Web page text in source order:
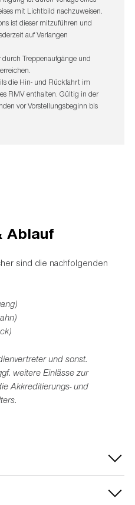
mit Lichtbild nachzuweisen.
ist dieser mitzuführen und
auf Verlangen
durch Treppenaufgänge und
die Hin- und Rückfahrt im
RMV enthalten. Gültig in der
vor Vorstellungsbeginn bis
Ablauf
sind die nachfolgenden
und sonst.
weitere Einlässe zur
Akkreditierungs- und